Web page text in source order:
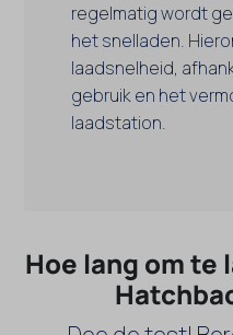
regelmatig wordt
het snelladen.
laadsnelheid,
gebruik en het
laadstation.
Hoe lang om te